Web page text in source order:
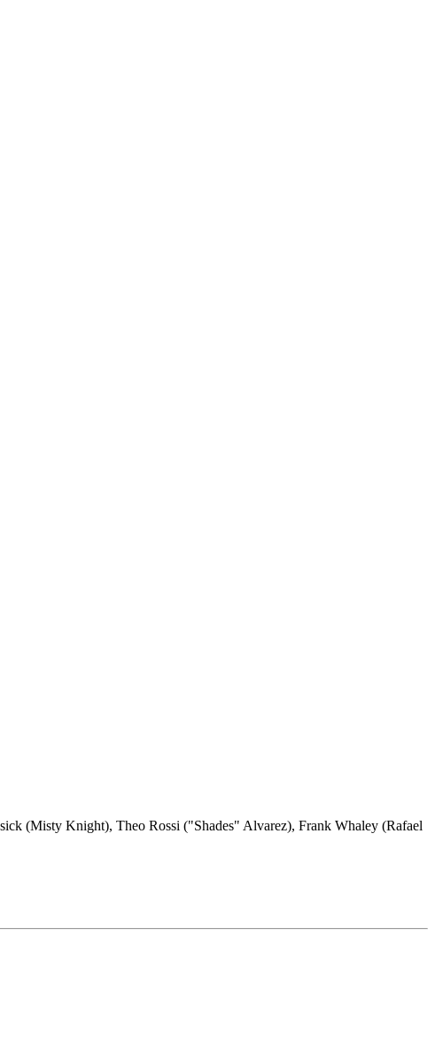
(Misty Knight), Theo Rossi ("Shades" Alvarez), Frank Whaley (Rafael